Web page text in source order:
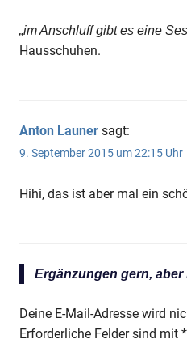
„im Anschluff gibt es eine
Hausschuhen.
Anton Launer sagt:
9. September 2015 um 22:15 Uhr
Hihi, das ist aber mal ein
Ergänzungen gern,
Deine E-Mail-Adresse wird
Erforderliche Felder sind mit *